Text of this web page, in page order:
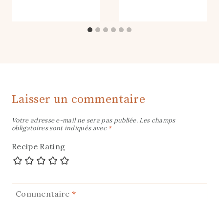
Laisser un commentaire
Votre adresse e-mail ne sera pas publiée. Les champs
obligatoires sont indiqués avec *
Recipe Rating
Commentaire *